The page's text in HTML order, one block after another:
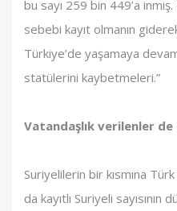
bu sayı 259 bin 449’a
sebebi kayıt olmanın
Türkiye’de yaşamaya
statülerini kaybetmeleri.”
Vatandaşlık verilenler
Suriyelilerin bir kısmına
da kayıtlı Suriyeli